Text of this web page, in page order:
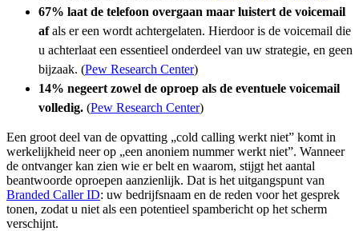
67% laat de telefoon overgaan maar luistert de voicemail
afals er een wordt achtergelaten. Hierdoor is de voicemail die
u achterlaat een essentieel onderdeel van uw strategie, en geen
bijzaak. (Pew Research Center)
14% negeert zowel de oproep als de eventuele voicemail
volledig. (Pew Research Center)
Een groot deel van de opvatting „cold calling werkt niet” komt in
werkelijkheid neer op „een anoniem nummer werkt niet”. Wanneer
de ontvanger kan zien wie er belt en waarom, stijgt het aantal
beantwoorde oproepen aanzienlijk. Dat is het uitgangspunt van
Branded Caller ID: uw bedrijfsnaam en de reden voor het gesprek
tonen, zodat u niet als een potentieel spambericht op het scherm
verschijnt.